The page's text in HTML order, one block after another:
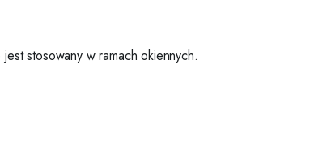
stosowany w ramach okiennych.